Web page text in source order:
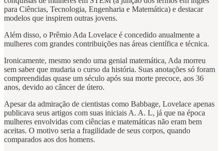
para Ciências, Tecnologia, Engenharia e Matemática) e destacar
modelos que inspirem outras jovens.
Além disso, o Prêmio Ada Lovelace é concedido anualmente a
mulheres com grandes contribuições nas áreas científica e técnica.
Ironicamente, mesmo sendo uma genial matemática, Ada morreu
sem saber que mudaria o curso da história. Suas anotações só foram
compreendidas quase um século após sua morte precoce, aos 36
anos, devido ao câncer de útero.
Apesar da admiração de cientistas como Babbage, Lovelace apenas
publicava seus artigos com suas iniciais A. A. L, já que na época
mulheres envolvidas com ciências e matemáticas não eram bem
aceitas. O motivo seria a fragilidade de seus corpos, quando
comparados aos dos homens.